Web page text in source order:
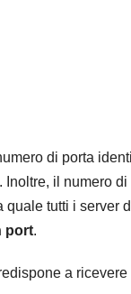
di porta
Inoltre, il numero
quale tutti i server
port.
a